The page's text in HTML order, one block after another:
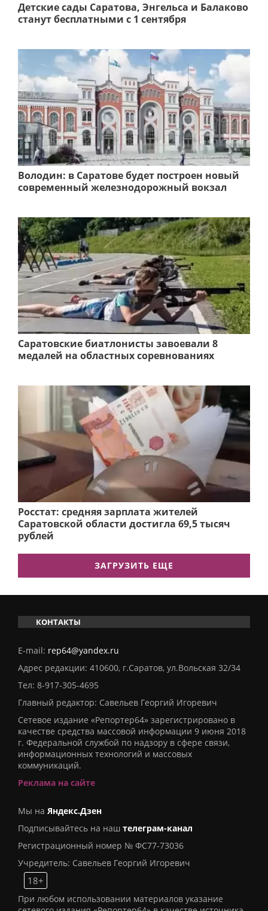
Детские сады Саратова, Энгельса и Балаково
станут бесплатными с 1 сентября
Володин: в Саратове будет построен новый
современный железнодорожный вокзал
Саратовские биатлонисты завоевали 8
медалей на областных соревнованиях
Росстат: средняя зарплата жителей
Саратовской области достигла 69,5 тысяч
рублей
ЗАГРУЗИТЬ ЕЩЕ
КОНТАКТЫ
E-mail: rep64@yandex.ru
Адрес редакции: 410600, г.Саратов, ул.Вольская 32/34
Тел: 8-917-305-4695
Главный редактор: Савельев Георгий Игоревич
Сетевое издание «Репортер64» зарегистрировано в
качестве средства массовой информации 9 июня 2018
г. Федеральной службой по надзору в сфере связи,
информационных технологий и массовых
коммуникаций.
Реклама на сайте
Мы на Яндекс.Дзен
Подписывайтесь на наш телеграм-канал
Регистрационный номер № ФС77-73036
Учредитель: Савельев Георгий Игоревич
18+
При любом использовании материалов указание